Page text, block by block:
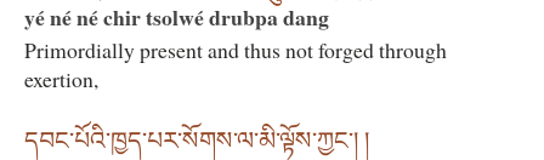
yé né né chir tsolwé drubpa dang
Primordially present and thus not forged through
exertion,
དབང་པོའི་ཁྱད་པར་སོགས་ལ་མི་ལྟོས་ཀྱང་། །